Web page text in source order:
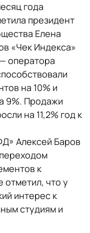
года
президент
Елена
«Чек Индекса»
оператора
на 10% и
9%. Продажи
на 11,2% год к
Алексей Баров
к
отметил, что у
интерес к
студиям и